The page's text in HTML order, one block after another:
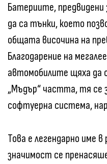
Батериите, предвидени
да са тънки, което
общата височина на
Благодарение на
автомобилите щяха да
„Мъдър“ частта, тя се
софтуерна система,
Това е легендарно име
значимост се